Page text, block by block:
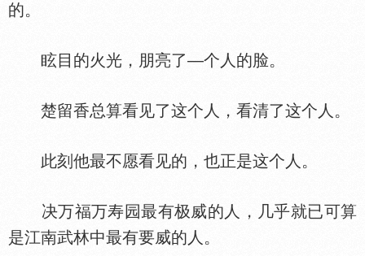
的。
眩目的火光，朋亮了—个人的脸。
楚留香总算看见了这个人，看清了这个人。
此刻他最不愿看见的，也正是这个人。
决万福万寿园最有极威的人，几乎就已可算
是江南武林中最有要威的人。